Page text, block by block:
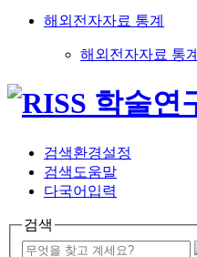
해외전자자료 통계
해외전자자료 통계
검색환경설정
검색도움말
다국어입력
검색